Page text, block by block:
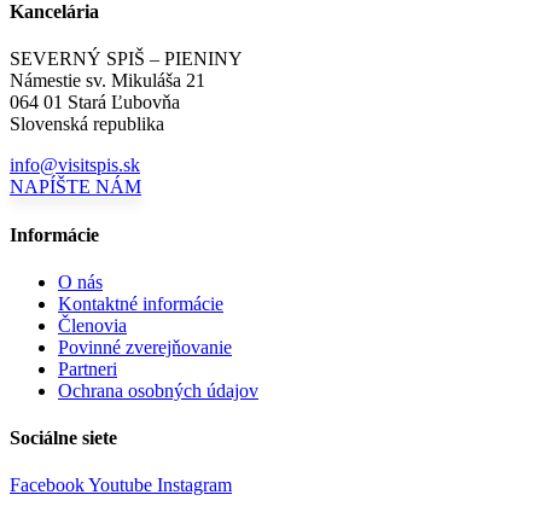
Kancelária
SEVERNÝ SPIŠ – PIENINY
Námestie sv. Mikuláša 21
064 01 Stará Ľubovňa
Slovenská republika
info@visitspis.sk
NAPÍŠTE NÁM
Informácie
O nás
Kontaktné informácie
Členovia
Povinné zverejňovanie
Partneri
Ochrana osobných údajov
Sociálne siete
FacebookYoutube Instagram